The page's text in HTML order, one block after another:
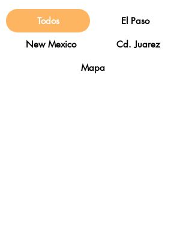
Todos El Paso
New Mexico Cd. Juarez
Mapa